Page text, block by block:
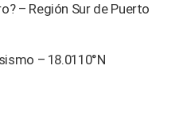
– Región Sur de Puerto
– 18.0110°N